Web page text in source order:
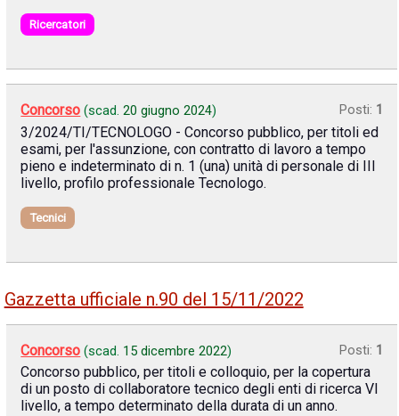
Ricercatori
Concorso (scad.20 giugno 2024) Posti: 1
3/2024/TI/TECNOLOGO - Concorso pubblico, per titoli ed
esami, per l'assunzione, con contratto di lavoro a tempo
pieno e indeterminato di n. 1 (una) unità di personale di III
livello, profilo professionale Tecnologo.
Tecnici
Gazzetta ufficiale n.90 del 15/11/2022
Concorso (scad. 15 dicembre 2022) Posti: 1
Concorso pubblico, per titoli e colloquio, per la copertura
di un posto di collaboratore tecnico degli enti di ricerca VI
livello, a tempo determinato della durata di un anno.